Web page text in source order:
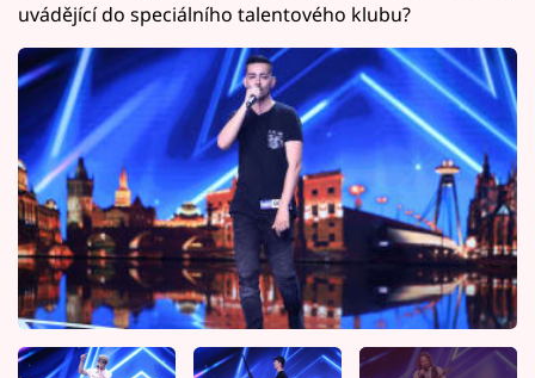
uvádějící do speciálního talentového klubu?